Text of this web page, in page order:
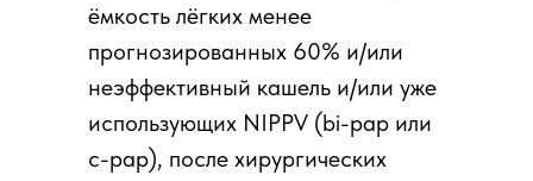
ёмкость лёгких менее
прогнозированных 60% и/или
неэффективный кашель и/или уже
использующих NIPPV (bi-pap или
c-pap), после хирургических